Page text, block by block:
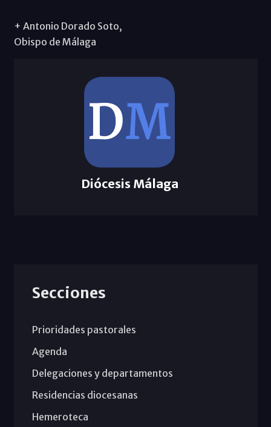
+ Antonio Dorado Soto,
Obispo de Málaga
Diócesis Málaga
Secciones
Prioridades pastorales
Agenda
Delegaciones y departamentos
Residencias diocesanas
Hemeroteca